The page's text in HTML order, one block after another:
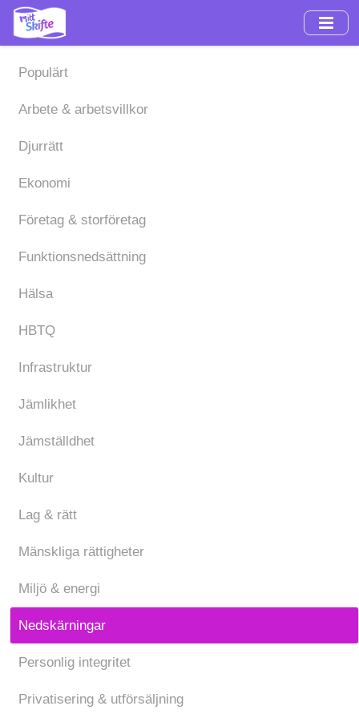
Hoppa
huvudinnehåll
Populärt
Arbete & arbetsvillkor
Djurrätt
Ekonomi
Företag & storföretag
Funktionsnedsättning
Hälsa
HBTQ
Infrastruktur
Jämlikhet
Jämställdhet
Kultur
Lag & rätt
Mänskliga rättigheter
Miljö & energi
Nedskärningar
Personlig integritet
Privatisering & utförsäljning